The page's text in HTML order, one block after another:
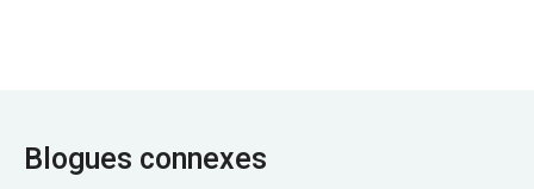
Blogues connexes